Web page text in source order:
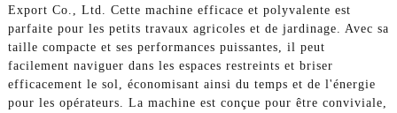
Export Co., Ltd. Cette machine efficace et polyvalente est
parfaite pour les petits travaux agricoles et de jardinage. Avec sa
taille compacte et ses performances puissantes, il peut
facilement naviguer dans les espaces restreints et briser
efficacement le sol, économisant ainsi du temps et de l'énergie
pour les opérateurs. La machine est conçue pour être conviviale,